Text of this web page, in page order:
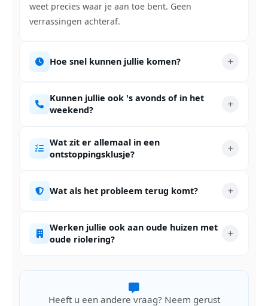
weet precies waar je aan toe bent. Geen
verrassingen achteraf.
Hoe snel kunnen jullie komen?
Kunnen jullie ook 's avonds of in het
weekend?
Wat zit er allemaal in een
ontstoppingsklusje?
Wat als het probleem terug komt?
Werken jullie ook aan oude huizen met
oude riolering?
Heeft u een andere vraag? Neem gerust